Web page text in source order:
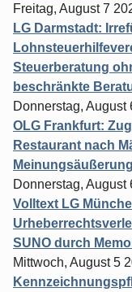
Freitag, August 7
LG Darmstadt:
Steuerberatung
beschränkte
Donnerstag, August
OLG Frankfurt:
Restaurant nach
Donnerstag, August
Volltext LG
SUNO durch
Mittwoch, August 5